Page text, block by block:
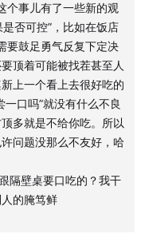
地找到身边人帮忙
司可以较轻松地搞定
以用合理价格搞到或
信免费咨询他
信免费咨询他
地的朋友推荐三个宜
一条路是否是单行，
个事儿有了一些新的观
否可控”，比如在饭店
要鼓足勇气反复下定决
顶着可能被找茬甚至人
上一个看上去很好吃的
口吗”就没有什么不良
多就是不给你吃。所以
问题没那么不友好，哈
隔壁桌要口吃的？我干
的腌笃鲜